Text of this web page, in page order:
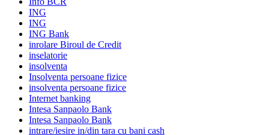
ING
ING
ING Bank
inrolare Biroul de Credit
inselatorie
insolventa
Insolventa persoane fizice
insolventa persoane fizice
Internet banking
Intesa Sanpaolo Bank
Intesa Sanpaolo Bank
intrare/iesire in/din tara cu bani cash